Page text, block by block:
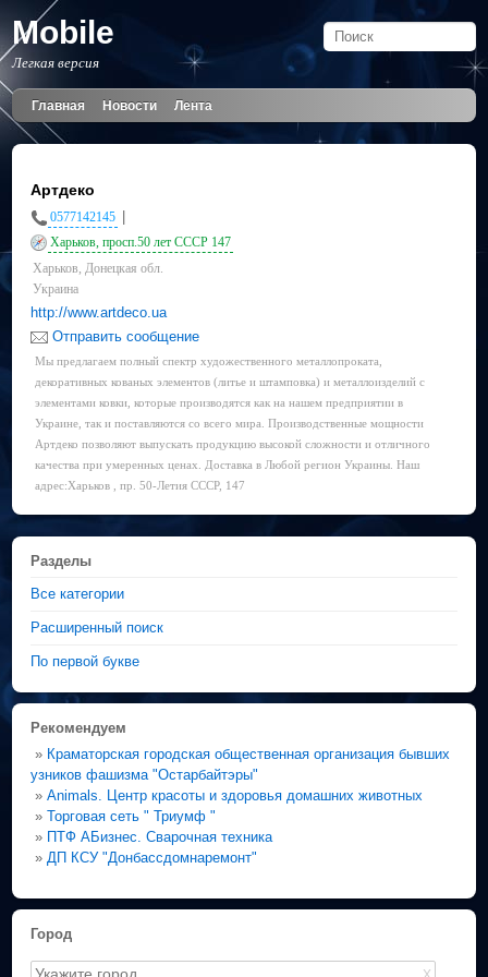
Mobile
Легкая версия
Главная Новости Лента
Артдеко
0577142145
Харьков, просп.50 лет СССР 147
Харьков, Донецкая обл.
Украина
http://www.artdeco.ua
Отправить сообщение
Мы предлагаем полный спектр художественного металлопроката,
декоративных кованых элементов (литье и штамповка) и металлоизделий с
элементами ковки, которые производятся как на нашем предприятии в
Украине, так и поставляются со всего мира. Производственные мощности
Артдеко позволяют выпускать продукцию высокой сложности и отличного
качества при умеренных ценах. Доставка в Любой регион Украины. Наш
адрес:Харьков , пр. 50-Летия СССР, 147
Разделы
Все категории
Расширенный поиск
По первой букве
Рекомендуем
» Краматорская городская общественная организация бывших
узников фашизма "Остарбайтэры"
»Animals. Центр красоты и здоровья домашних животных
»Торговая сеть " Триумф "
» ПТФ АБизнес. Сварочная техника
» ДП КСУ "Донбассдомнаремонт"
Город